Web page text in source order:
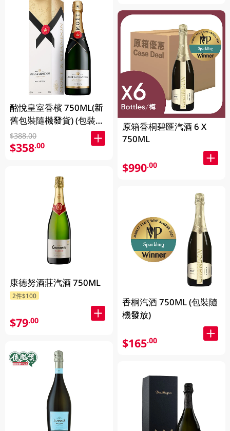
酩悅皇室香檳 750ML(新
舊包裝隨機發貨) (包裝隨
機發放)
$388.00
$358.00
康德努酒莊汽酒 750ML
2件$100
$79.00
原箱香桐碧匯汽酒 6 X
750ML
$990.00
香桐汽酒 750ML (包裝隨
機發放)
$165.00